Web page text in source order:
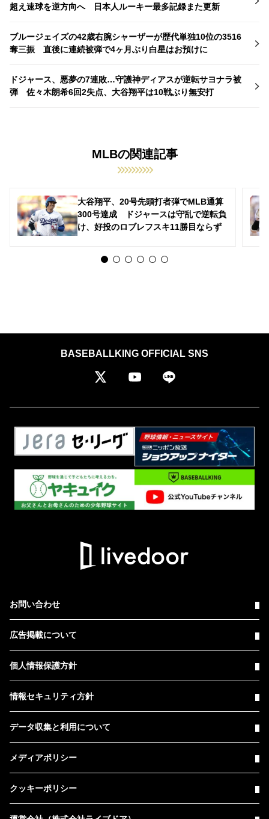
超え速球を逆方向へ 日本人ルーキー最多記録また更新
ブルージェイズの42歳右腕シャーザーが歴代単独10位の3516
奪三振 直後に連続被弾で4ヶ月ぶり白星はお預けに
ドジャース、悪夢の7連敗…守護神ディアスが逆転サヨナラ被
弾 佐々木朗希6回2失点、大谷翔平は10戦ぶり無安打
MLBの関連記事
大谷翔平、20号先頭打者弾でMLB通算
300号達成 ドジャースは守乱で逆転負
け、好投のロブレフスキ11勝目ならず
BASEBALLKING OFFICIAL SNS
お問い合わせ
広告掲載について
個人情報保護方針
情報セキュリティ方針
データ収集と利用について
メディアポリシー
クッキーポリシー